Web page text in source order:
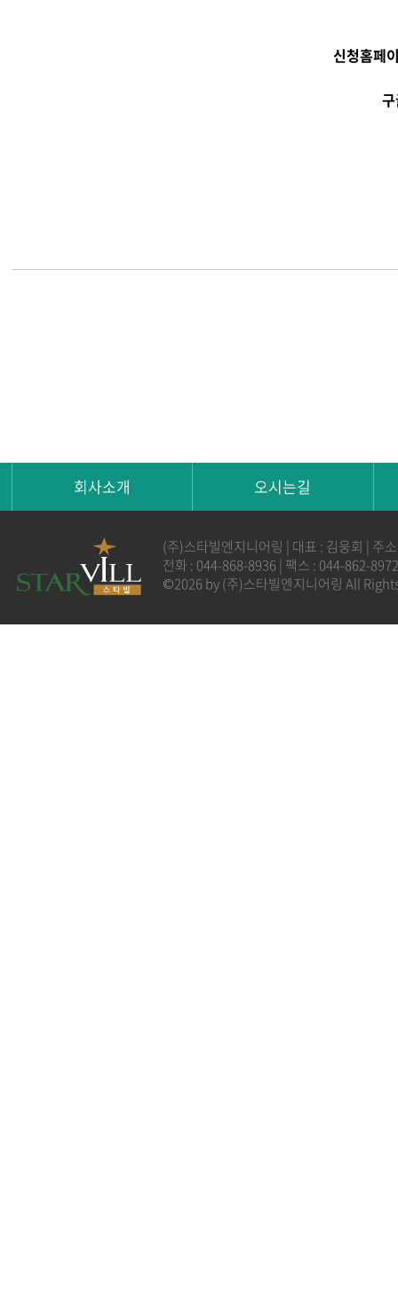
신청홈페
회사소개 오시는길
(주)스타빌엔지니어링 | 대표 : 김웅회 | 주
전화 : 044-868-8936 | 팩스 : 044-862-
©2026 by (주)스타빌엔지니어링 All